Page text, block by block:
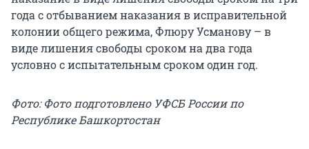
года с отбыванием наказания в исправительной
колонии общего режима, Флюру Усманову – в
виде лишения свободы сроком на два года
условно с испытательным сроком один год.
Фото: Фото подготовлено УФСБ России по
Республике Башкортостан